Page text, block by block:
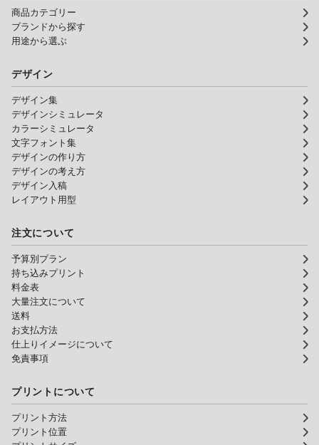
商品カテゴリー
ブランドから探す
用途から選ぶ
デザイン
デザイン集
デザインシミュレータ
カラーシミュレータ
文字フォント集
デザインの作り方
デザインの考え方
デザイン入稿
レイアウト用型
注文について
予算別プラン
持ち込みプリント
料金表
大量注文について
送料
お支払方法
仕上りイメージについて
免責事項
プリントについて
プリント方法
プリント位置